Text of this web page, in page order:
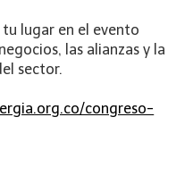
lugar en el evento
las alianzas y la
sector.
congreso-